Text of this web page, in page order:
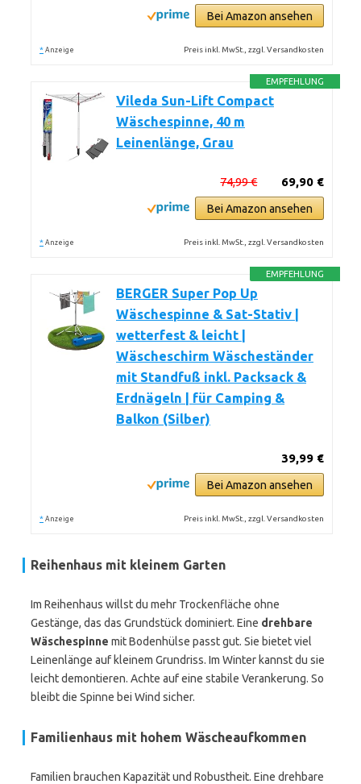
Bei Amazon ansehen
* Anzeige Preis inkl. MwSt., zzgl. Versandkosten
EMPFEHLUNG
Vileda Sun-Lift Compact
Wäschespinne, 40 m
Leinenlänge, Grau
69,90 €
74,99 €
Bei Amazon ansehen
* Anzeige Preis inkl. MwSt., zzgl. Versandkosten
EMPFEHLUNG
BERGER Super Pop Up
Wäschespinne & Sat-Stativ |
wetterfest & leicht |
Wäscheschirm Wäscheständer
mit Standfuß inkl. Packsack &
Erdnägeln | für Camping &
Balkon (Silber)
39,99 €
Bei Amazon ansehen
* Anzeige Preis inkl. MwSt., zzgl. Versandkosten
Reihenhaus mit kleinem Garten
Im Reihenhaus willst du mehr Trockenfläche ohne
Gestänge, das das Grundstück dominiert. Eine drehbare
Wäschespinne mit Bodenhülse passt gut. Sie bietet viel
Leinenlänge auf kleinem Grundriss. Im Winter kannst du sie
leicht demontieren. Achte auf eine stabile Verankerung. So
bleibt die Spinne bei Wind sicher.
Familienhaus mit hohem Wäscheaufkommen
Familien brauchen Kapazität und Robustheit. Eine drehbare